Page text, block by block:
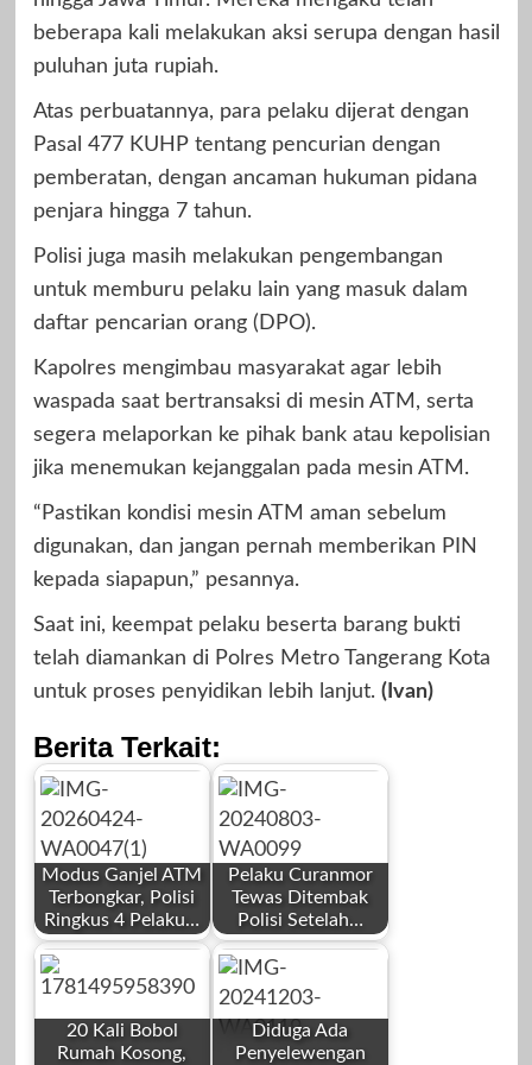
beberapa kali melakukan aksi serupa dengan hasil
puluhan juta rupiah.
Atas perbuatannya, para pelaku dijerat dengan
Pasal 477 KUHP tentang pencurian dengan
pemberatan, dengan ancaman hukuman pidana
penjara hingga 7 tahun.
Polisi juga masih melakukan pengembangan
untuk memburu pelaku lain yang masuk dalam
daftar pencarian orang (DPO).
Kapolres mengimbau masyarakat agar lebih
waspada saat bertransaksi di mesin ATM, serta
segera melaporkan ke pihak bank atau kepolisian
jika menemukan kejanggalan pada mesin ATM.
“Pastikan kondisi mesin ATM aman sebelum
digunakan, dan jangan pernah memberikan PIN
kepada siapapun,” pesannya.
Saat ini, keempat pelaku beserta barang bukti
telah diamankan di Polres Metro Tangerang Kota
untuk proses penyidikan lebih lanjut. (Ivan)
Berita Terkait:
Modus Ganjel ATM
Terbongkar, Polisi
Ringkus 4 Pelaku…
by
Redaksi
Pelaku Curanmor
Tewas Ditembak
Polisi Setelah…
by
Redaksi
20 Kali Bobol
Rumah Kosong,
Diduga Ada
Penyelewengan